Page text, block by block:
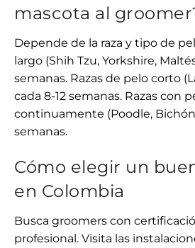
mascota al
Depende de la raza y tipo de
largo (Shih Tzu, Yorkshire,
semanas. Razas de pelo corto
cada 8-12 semanas. Razas con
continuamente (Poodle,
semanas.
Cómo elegir un
en Colombia
Busca groomers con
profesional. Visita las